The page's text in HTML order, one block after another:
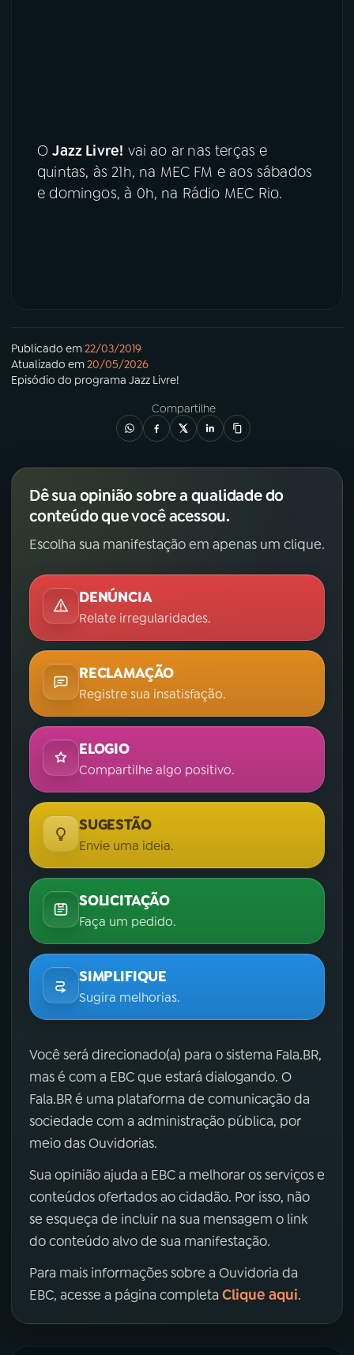
OJazz Livre! vai ao ar nas terças e
quintas, às 21h, na MEC FM e aos sábados
e domingos, à 0h, na Rádio MEC Rio.
Publicado em22/03/2019
Atualizado em20/05/2026
Episódio do programa Jazz Livre!
Compartilhe
Dê sua opinião sobre a qualidade do
conteúdo que você acessou.
Escolha sua manifestação em apenas um clique.
DENÚNCIA
Relate irregularidades.
RECLAMAÇÃO
Registre sua insatisfação.
ELOGIO
Compartilhe algo positivo.
SUGESTÃO
Envie uma ideia.
SOLICITAÇÃO
Faça um pedido.
SIMPLIFIQUE
Sugira melhorias.
Você será direcionado(a) para o sistema Fala.BR,
mas é com a EBC que estará dialogando. O
Fala.BR é uma plataforma de comunicação da
sociedade com a administração pública, por
meio das Ouvidorias.
Sua opinião ajuda a EBC a melhorar os serviços e
conteúdos ofertados ao cidadão. Por isso, não
se esqueça de incluir na sua mensagem o link
do conteúdo alvo de sua manifestação.
Para mais informações sobre a Ouvidoria da
EBC, acesse a página completa Clique aqui.